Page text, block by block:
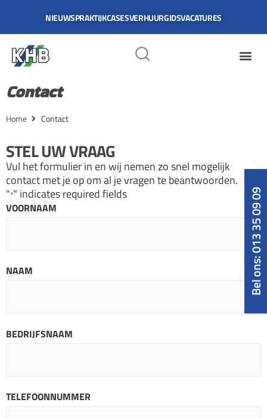
Bel ons: 013 35 09 09
NIEUWSPRAKTIJKCASESVERHUURGIDSVACATURES
Contact
Home Contact
STEL UW VRAAG
Vul het formulier in en wij nemen zo snel mogelijk
contact met je op om al je vragen te beantwoorden.
"*" indicates required fields
VOORNAAM
NAAM
BEDRIJFSNAAM
TELEFOONNUMMER